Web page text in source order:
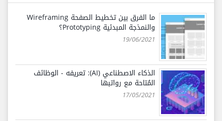
ما الفرق بين تخطيط الصفحة Wireframing
والنمذجة المبدئية Prototyping؟
19/06/2021
الذكاء الاصطناعي (AI): تعريفه - الوظائف
المُتاحة مع رواتبها
17/05/2021